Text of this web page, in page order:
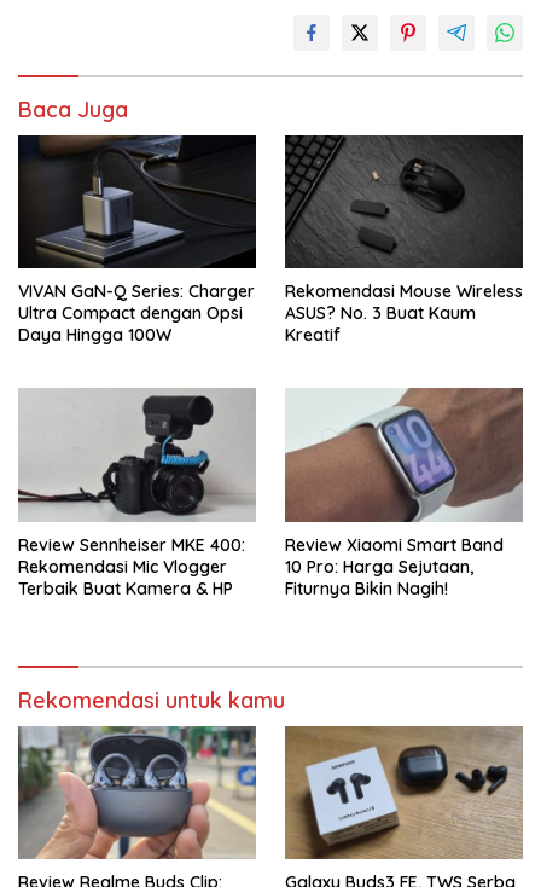
Baca Juga
VIVAN GaN-Q Series: Charger
Ultra Compact dengan Opsi
Daya Hingga 100W
Rekomendasi Mouse Wireless
ASUS? No. 3 Buat Kaum
Kreatif
Review Sennheiser MKE 400:
Rekomendasi Mic Vlogger
Terbaik Buat Kamera & HP
Review Xiaomi Smart Band
10 Pro: Harga Sejutaan,
Fiturnya Bikin Nagih!
Rekomendasi untuk kamu
Review Realme Buds Clip:
Galaxy Buds3 FE, TWS Serba